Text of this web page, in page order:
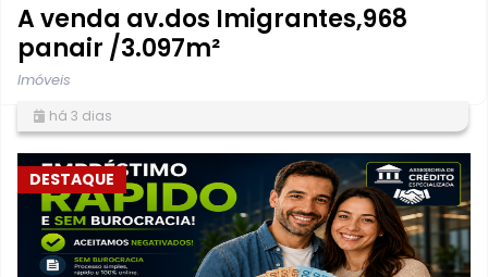
A venda av.dos Imigrantes,968
panair /3.097m²
Imóveis
há 3 dias
DESTAQUE